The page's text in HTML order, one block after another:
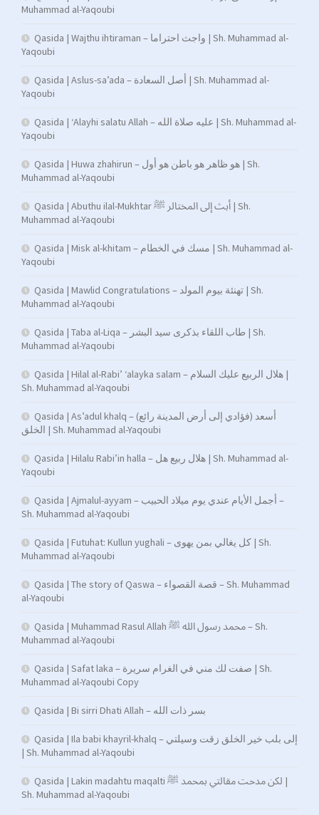
Muhammad al-Yaqoubi
Qasida | Wajthu ihtiraman – واجث احتراما | Sh. Muhammad al-
Yaqoubi
Qasida | Aslus-sa’ada – أصل السعادة | Sh. Muhammad al-
Yaqoubi
Qasida | ‘Alayhi salatu Allah – عليه صلاة الله | Sh. Muhammad al-
Yaqoubi
Qasida | Huwa zhahirun – هو ظاهر هو باطن هو أول | Sh.
Muhammad al-Yaqoubi
Qasida | Abuthu ilal-Mukhtar أبث إلى المختالر ﷺ | Sh.
Muhammad al-Yaqoubi
Qasida | Misk al-khitam – مسك في الخطام | Sh. Muhammad al-
Yaqoubi
Qasida | Mawlid Congratulations – تهنئة بيوم المولد | Sh.
Muhammad al-Yaqoubi
Qasida | Taba al-Liqa – طاب اللقاء بذكرى سيد البشر | Sh.
Muhammad al-Yaqoubi
Qasida | Hilal al-Rabi’ ‘alayka salam – هلال الربيع عليك السلام |
Sh. Muhammad al-Yaqoubi
Qasida | As’adul khalq – (فؤادي إلى أرض المدينة رائع) أسعد
الخلق | Sh. Muhammad al-Yaqoubi
Qasida | Hilalu Rabi’in halla – هلال ربيع هل | Sh. Muhammad al-
Yaqoubi
Qasida | Ajmalul-ayyam – أجمل الأيام عندي يوم ميلاد الحبيب –
Sh. Muhammad al-Yaqoubi
Qasida | Futuhat: Kullun yughali – كل يغالي بمن يهوى | Sh.
Muhammad al-Yaqoubi
Qasida | The story of Qaswa – قصة القصواء – Sh. Muhammad
al-Yaqoubi
Qasida | Muhammad Rasul Allah محمد رسول الله ﷺ – Sh.
Muhammad al-Yaqoubi
Qasida | Safat laka – صفت لك مني في الغرام سريرة | Sh.
Muhammad al-Yaqoubi Copy
Qasida | Bi sirri Dhati Allah – بسر ذات الله
Qasida | Ila babi khayril-khalq – إلى بلب خير الخلق زقت وسيلتي
| Sh. Muhammad al-Yaqoubi
Qasida | Lakin madahtu maqalti لكن مدحت مقالتي بمحمد ﷺ |
Sh. Muhammad al-Yaqoubi